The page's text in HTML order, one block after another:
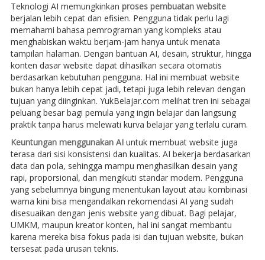
Teknologi AI memungkinkan proses pembuatan website
berjalan lebih cepat dan efisien. Pengguna tidak perlu lagi
memahami bahasa pemrograman yang kompleks atau
menghabiskan waktu berjam-jam hanya untuk menata
tampilan halaman. Dengan bantuan AI, desain, struktur, hingga
konten dasar website dapat dihasilkan secara otomatis
berdasarkan kebutuhan pengguna. Hal ini membuat website
bukan hanya lebih cepat jadi, tetapi juga lebih relevan dengan
tujuan yang diinginkan. YukBelajar.com melihat tren ini sebagai
peluang besar bagi pemula yang ingin belajar dan langsung
praktik tanpa harus melewati kurva belajar yang terlalu curam.
Keuntungan menggunakan AIuntuk membuat website juga
terasa dari sisi konsistensi dan kualitas. AI bekerja berdasarkan
data dan pola, sehingga mampu menghasilkan desain yang
rapi, proporsional, dan mengikuti standar modern. Pengguna
yang sebelumnya bingung menentukan layout atau kombinasi
warna kini bisa mengandalkan rekomendasi AI yang sudah
disesuaikan dengan jenis website yang dibuat. Bagi pelajar,
UMKM, maupun kreator konten, hal ini sangat membantu
karena mereka bisa fokus pada isi dan tujuan website, bukan
tersesat pada urusan teknis.